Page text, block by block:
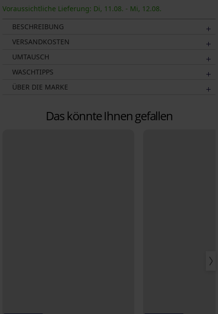
Voraussichtliche Lieferung: Di, 11.08. - Mi, 12.08.
BESCHREIBUNG
VERSANDKOSTEN
UMTAUSCH
WASCHTIPPS
ÜBER DIE MARKE
Das könnte Ihnen gefallen